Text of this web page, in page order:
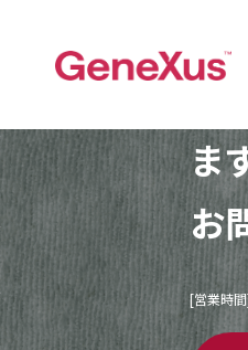
ま
お
[営業時